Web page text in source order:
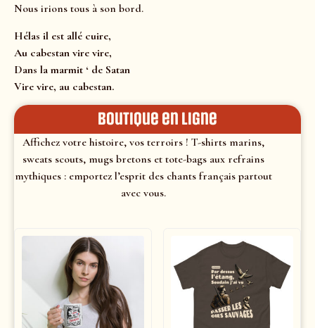
Nous irions tous à son bord.
Hélas il est allé cuire,
Au cabestan vire vire,
Dans la marmit ‘ de Satan
Vire vire, au cabestan.
Boutique en ligne
Affichez votre histoire, vos terroirs ! T-shirts marins,
sweats scouts, mugs bretons et tote-bags aux refrains
mythiques : emportez l’esprit des chants français partout
avec vous.